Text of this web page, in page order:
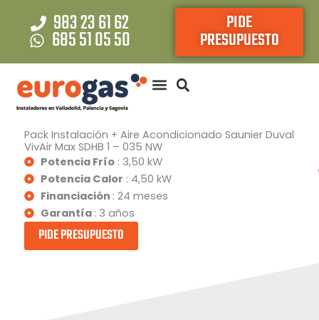
contenido
983 23 61 62
685 51 05 50
PIDE
PRESUPUESTO
Pack Instalación + Aire Acondicionado Saunier Duval
VivAir Max SDHB 1 – 035 NW
Potencia Frío: 3,50 kW
Potencia Calor : 4,50 kW
Financiación : 24 meses
Garantía : 3 años
PIDE PRESUPUESTO